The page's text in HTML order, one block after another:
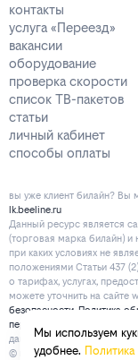
контакты
услуга «Переезд»
вакансии
оборудование
проверка скорости
список ТВ-пакетов
статьи
личный кабинет
способы оплаты
вы уже клиент билайн? Вы
lk.beeline.ru
Данный ресурс является
(торговая марка билайн)
при каких условиях не
положениями Статьи 437
о тарифах, услугах,
можете уточнить на сайте
безопасности Политика
персональных данных
.
данного ресурса можно на
© mirbeeline.ru -
Мы используем
удобнее.